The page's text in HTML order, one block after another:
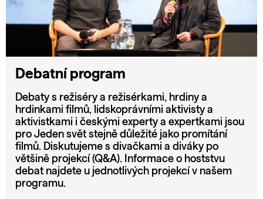
Debatní program
Debaty s režiséry a režisérkami, hrdiny a
hrdinkami filmů, lidskoprávními aktivisty a
aktivistkami i českými experty a expertkami jsou
pro Jeden svět stejně důležité jako promítání
filmů. Diskutujeme s divačkami a diváky po
většině projekcí (Q&A). Informace o hoststvu
debat najdete u jednotlivých projekcí v našem
programu.